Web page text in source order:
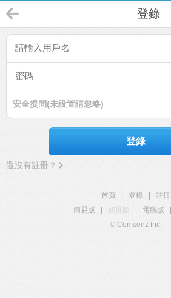
登錄
安全提問(未設置請忽略)
登錄
還沒有註冊？
首頁 登錄
註冊
簡易版
觸屏版 電腦版
© Comsenz Inc.